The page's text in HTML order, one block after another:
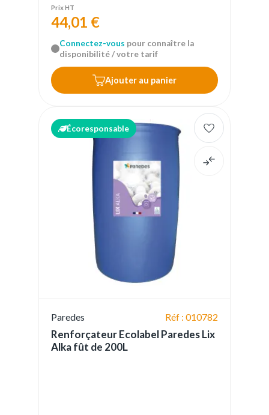
Prix HT
44,01 €
Connectez-vous pour connaître la
disponibilité / votre tarif
Ajouter au panier
Écoresponsable
Paredes Réf : 010782
Renforçateur Ecolabel Paredes Lix
Alka fût de 200L